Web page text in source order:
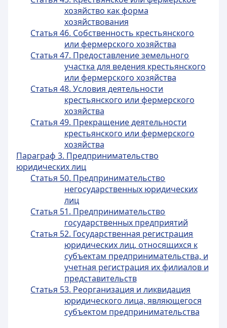
хозяйство как форма
хозяйствования
Статья 46. Собственность крестьянского
или фермерского хозяйства
Статья 47. Предоставление земельного
участка для ведения крестьянского
или фермерского хозяйства
Статья 48. Условия деятельности
крестьянского или фермерского
хозяйства
Статья 49. Прекращение деятельности
крестьянского или фермерского
хозяйства
Параграф 3. Предпринимательство
юридических лиц
Статья 50. Предпринимательство
негосударственных юридических
лиц
Статья 51. Предпринимательство
государственных предприятий
Статья 52. Государственная регистрация
юридических лиц, относящихся к
субъектам предпринимательства, и
учетная регистрация их филиалов и
представительств
Статья 53. Реорганизация и ликвидация
юридического лица, являющегося
субъектом предпринимательства